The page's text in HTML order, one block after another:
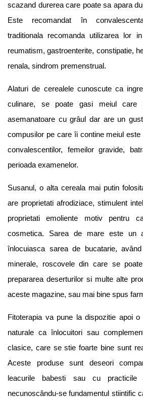
scazand durerea care poate sa apara
Este recomandat în
traditionala recomanda utilizarea lor
reumatism, gastroenterite, constipatie,
renala, sindrom premenstrual.
Alaturi de cerealele cunoscute ca
culinare, se poate gasi meiul care
asemanatoare cu grâul dar are un
compusilor pe care îi contine meiul este
convalescentilor, femeilor gravide,
perioada examenelor.
Susanul, o alta cereala mai putin
are proprietati afrodiziace, stimulent
proprietati emoliente motiv pentru
cosmetica. Sarea de mare este un
înlocuiasca sarea de bucatarie,
minerale, roscovele din care se
prepararea deserturilor si multe alte
aceste magazine, sau mai bine spus
Fitoterapia va pune la dispozitie apoi
naturale ca înlocuitori sau
clasice, care se stie foarte bine sunt
Aceste produse sunt deseori
leacurile babesti sau cu practicile
necunoscându-se fundamentul stiintific